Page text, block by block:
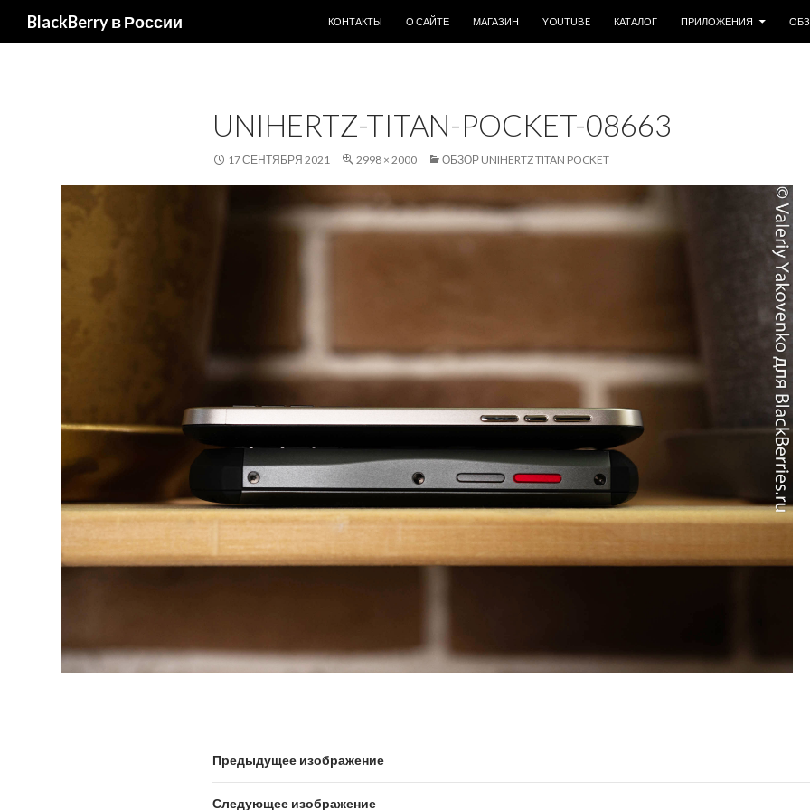
BlackBerry в России
КОНТАКТЫ
О САЙТЕ МАГАЗИН YOUTUBE КАТАЛОГ ПРИЛОЖЕНИЯ
UNIHERTZ-TITAN-POCKET-08663
17 СЕНТЯБРЯ 2021 2998 × 2000 ОБЗОР UNIHERTZ TITAN POCKET
Предыдущее изображение
Следующее изображение